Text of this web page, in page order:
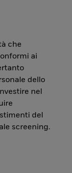
che
ai
dello
nel
del
screening.